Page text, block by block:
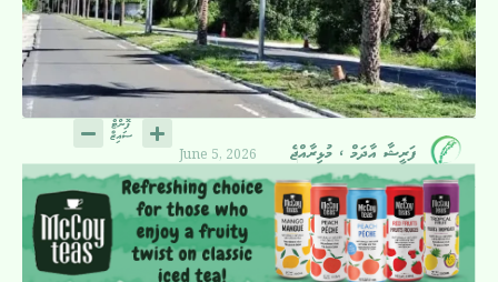
ފަރީޝާ އާދަމް ، މުޅިރާއްޖެ June 5, 2026